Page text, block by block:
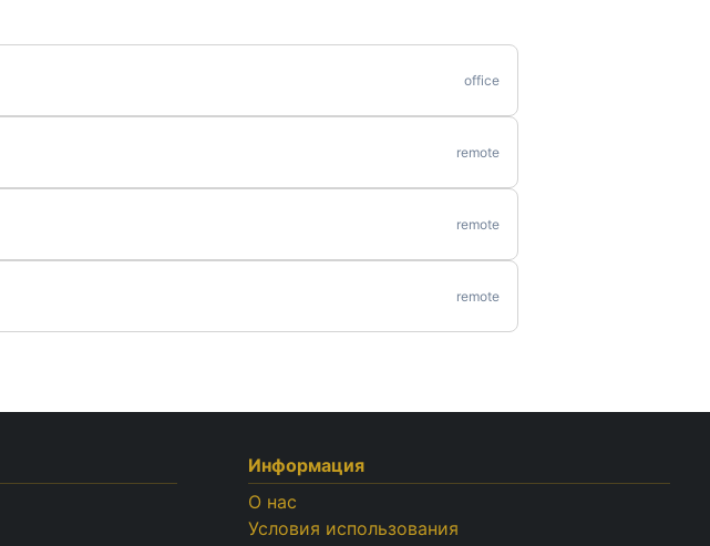
office
remote
remote
remote
Информация
О нас
Условия использования